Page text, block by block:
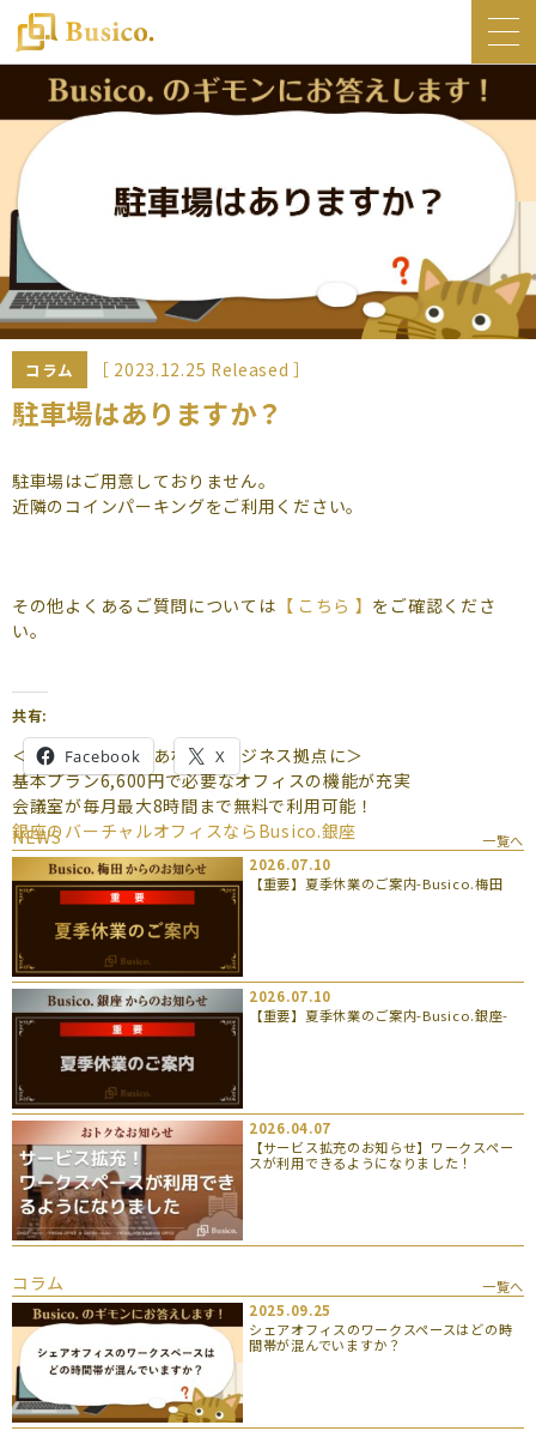
トップ
Busico.について
Busico.銀座
料金・サービス
お知らせ
NEWS
Busico.通信
（会員専用）
コラム ［ 2023.12.25 Released ］
駐車場はありますか？
駐車場はご用意しておりません。
近隣のコインパーキングをご利用ください。
その他よくあるご質問については 【 こちら 】 をご確認くださ
い。
＜一等地の銀座をあなたのビジネス拠点に＞
基本プラン6,600円で必要なオフィスの機能が充実
会議室が毎月最大8時間まで無料で利用可能！
銀座のバーチャルオフィスならBusico.銀座
共有:
Facebook X
NEWS
一覧へ
2026.07.10
【重要】夏季休業のご案内-Busico.梅田
2026.07.10
【重要】夏季休業のご案内-Busico.銀座-
2026.04.07
【サービス拡充のお知らせ】ワークスペー
スが利用できるようになりました！
コラム
一覧へ
2025.09.25
シェアオフィスのワークスペースはどの時
間帯が混んでいますか？